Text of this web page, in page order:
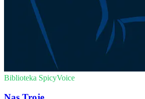
Biblioteka SpicyVoice